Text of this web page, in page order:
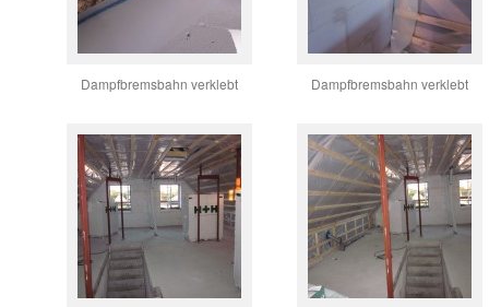
Dampfbremsbahn verklebt Dampfbremsbahn verklebt